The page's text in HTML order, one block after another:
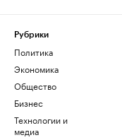
Рубрики
Политика
Экономика
Общество
Бизнес
Технологии и
медиа